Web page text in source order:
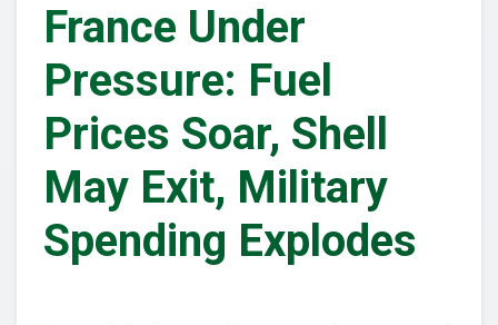
France Under
Pressure: Fuel
Prices Soar, Shell
May Exit, Military
Spending Explodes